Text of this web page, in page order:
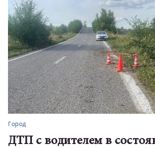
Город
ДТП с водителем в